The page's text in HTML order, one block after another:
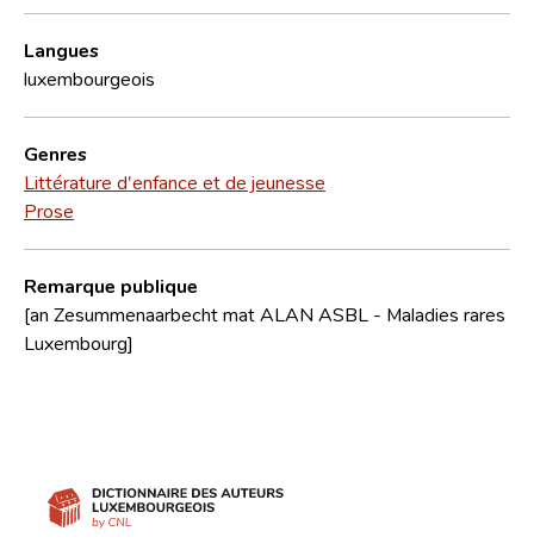
Langues
luxembourgeois
Genres
Littérature d'enfance et de jeunesse
Prose
Remarque publique
[an Zesummenaarbecht mat ALAN ASBL - Maladies rares
Luxembourg]